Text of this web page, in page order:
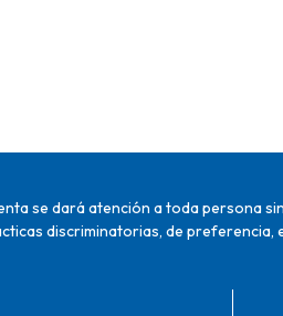
se dará atención a toda persona
discriminatorias, de